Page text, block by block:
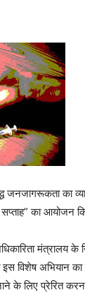
जनजागरूकता का
का आयोजन
मंत्रालय के
इस विशेष
के लिए प्रेरित